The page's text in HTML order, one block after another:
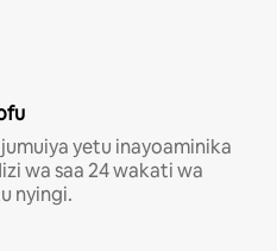
yetu inayoaminika
wa saa 24 wakati wa
nyingi.